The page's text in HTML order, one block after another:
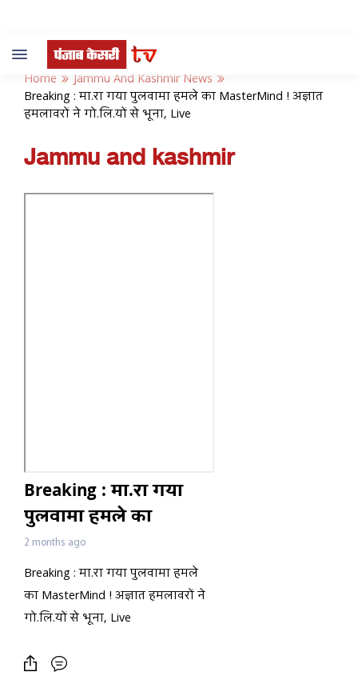
Toggle
navigation
Home
Jammu And Kashmir News
Breaking : मा.रा गया पुलवामा हमले का MasterMind ! अज्ञात
हमलावरों ने गो.लि.यों से भूना, Live
Jammu and kashmir
Breaking : मा.रा गया
पुलवामा हमले का
MasterMind ! अज्ञात
हमलावरों ने गो.लि.यों से
भूना, Live
2 months ago
Breaking : मा.रा गया पुलवामा हमले
का MasterMind ! अज्ञात हमलावरों ने
गो.लि.यों से भूना, Live